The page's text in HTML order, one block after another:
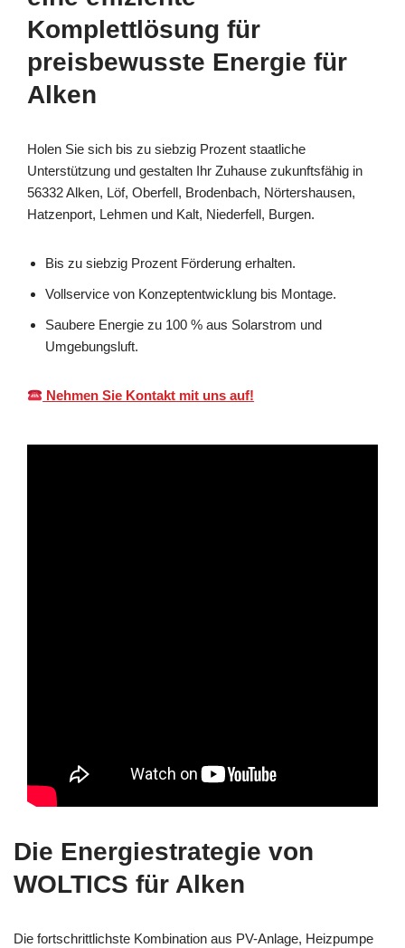
Komplettlösung für
preisbewusste Energie für
Alken
Holen Sie sich bis zu siebzig Prozent staatliche
Unterstützung und gestalten Ihr Zuhause zukunftsfähig in
56332 Alken, Löf, Oberfell, Brodenbach, Nörtershausen,
Hatzenport, Lehmen und Kalt, Niederfell, Burgen.
Bis zu siebzig Prozent Förderung erhalten.
Vollservice von Konzeptentwicklung bis Montage.
Saubere Energie zu 100 % aus Solarstrom und
Umgebungsluft.
Nehmen Sie Kontakt mit uns auf!
Die Energiestrategie von
WOLTICS für Alken
Die fortschrittlichste Kombination aus PV-Anlage, Heizpumpe